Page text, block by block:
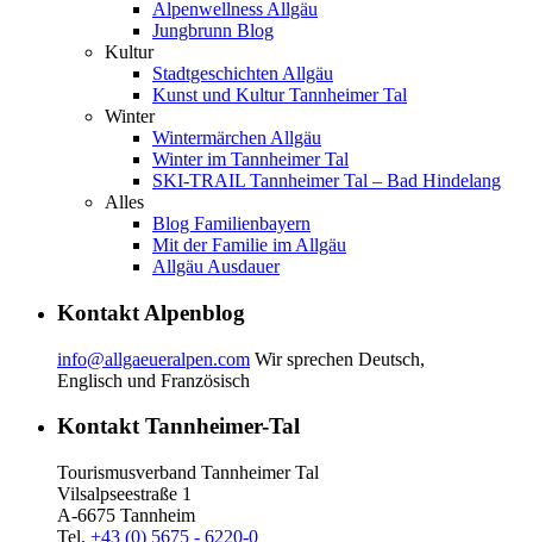
Alpenwellness Allgäu
Jungbrunn Blog
Kultur
Stadtgeschichten Allgäu
Kunst und Kultur Tannheimer Tal
Winter
Wintermärchen Allgäu
Winter im Tannheimer Tal
SKI-TRAIL Tannheimer Tal – Bad Hindelang
Alles
Blog Familienbayern
Mit der Familie im Allgäu
Allgäu Ausdauer
Kontakt Alpenblog
info@allgaeueralpen.com Wir sprechen Deutsch,
Englisch und Französisch
Kontakt Tannheimer-Tal
Tourismusverband Tannheimer Tal
Vilsalpseestraße 1
A-6675 Tannheim
Tel. +43 (0) 5675 - 6220-0